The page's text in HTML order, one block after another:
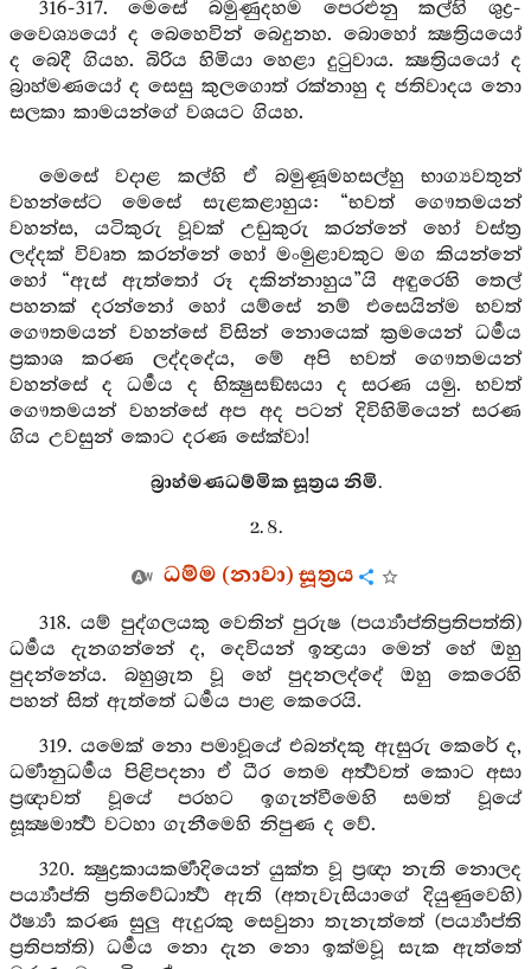
316-317. මෙසේ බමුණුදහම පෙරළුනු කල්හි ශුද්‍ර-
වෛශ්‍යයෝ ද බෙහෙවින් බෙදුනහ. බොහෝ ක්‍ෂත්‍රියයෝ
ද බෙදී ගියහ. බිරිය හිමියා හෙළා දුටුවාය. ක්‍ෂත්‍රියයෝ ද
බ්‍රාහ්මණයෝ ද සෙසු කුලගොත් රක්නාහු ද ජතිවාදය නො
සලකා කාමයන්ගේ වශයට ගියහ.
මෙසේ වදාළ කල්හි ඒ බමුණූමහසල්හු භාග්‍යවතුන්
වහන්සේට මෙසේ සැළකළාහුය: “භවත් ගෞතමයන්
වහන්ස, යටිකුරු වූවක් උඩුකුරු කරන්නේ හෝ වස්ත්‍ර
ලද්දක් විවෘත කරන්නේ හෝ මංමුළාවකුට මග කියන්නේ
හෝ “ඇස් ඇත්තෝ රූ දකින්නාහුය”යි අඳුරෙහි තෙල්
පහනක් දරන්නෝ හෝ යම්සේ නම් එසෙයින්ම භවත්
ගෞතමයන් වහන්සේ විසින් නොයෙක් ක්‍රමයෙන් ධර්‍මය
ප්‍රකාශ කරණ ලද්දදේය, මේ අපි භවත් ගෞතමයන්
වහන්සේ ද ධර්‍මය ද භික්‍ෂුසඞ්ඝයා ද සරණ යමු. භවත්
ගෞතමයන් වහන්සේ අප අද පටන් දිවිහිමියෙන් සරණ
ගිය උවසුන් කොට දරණ සේක්වා!
බ්‍රාහ්මණධම්මික සූත්‍රය නිමි.
2. 8.
ධම්ම (නාවා) සූත්‍රය
318. යම් පුද්ගලයකු වෙතින් පුරුෂ (පර්‍ය්‍යාප්තිප්‍රතිපත්ති)
ධර්‍මය දැනගන්නේ ද, දෙවියන් ඉන්‍ද්‍රයා මෙන් හේ ඔහු
පුදන්නේය. බහුශ්‍රුත වූ හේ පුදනලද්දේ ඔහු කෙරෙහි
පහන් සිත් ඇත්තේ ධර්‍මය පාළ කෙරෙයි.
319. යමෙක් නො පමාවූයේ එබන්දකු ඇසුරු කෙරේ ද,
ධර්‍මානුධර්‍මය පිළිපදනා ඒ ධීර තෙම අර්‍ත්‍ථවත් කොට අසා
ප්‍රඥාවත් වූයේ පරහට ඉගැන්වීමෙහි සමත් වූයේ
සූක්‍ෂමාර්‍ත්‍ථ වටහා ගැනීමෙහි නිපුණ ද වේ.
320. ක්‍ෂුද්‍රකායකර්‍මාදියෙන් යුක්ත වූ ප්‍රඥා නැති නොලද
පර්‍ය්‍යාප්ති ප්‍රතිවේධාර්‍ත්‍ථ ඇති (අතැවැසියාගේ දියුණුවෙහි)
ඊර්‍ෂ්‍යා කරණ සුලු ඇදුරකු සෙවුනා තැනැත්තේ (පර්‍ය්‍යාප්ති
ප්‍රතිපත්ති) ධර්‍මය නො දැන නො ඉක්මවූ සැක ඇත්තේ